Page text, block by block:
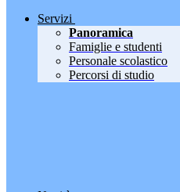
Servizi
Panoramica
Famiglie e studenti
Personale scolastico
Percorsi di studio